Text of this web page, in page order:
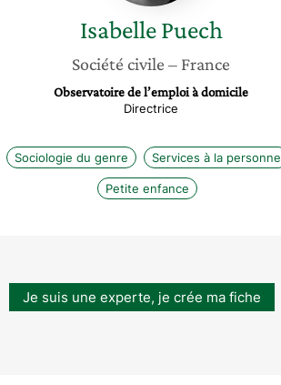
Isabelle Puech
Société civile – France
Observatoire de l’emploi à domicile
Directrice
Sociologie du genre Services à la personne
Petite enfance
Je suis une experte, je crée ma fiche